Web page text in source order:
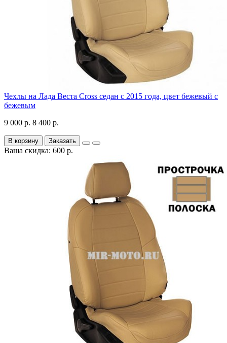
Чехлы на Лада Веста Cross седан с 2015 года, цвет бежевый с
бежевым
9 000 р. 8 400 р.
В корзину Заказать
Ваша скидка: 600 р.